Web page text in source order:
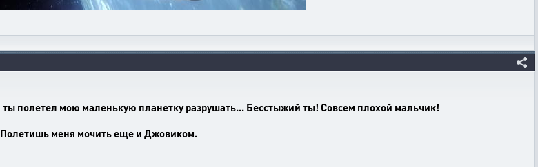
ты полетел мою маленькую планетку разрушать... Бесстыжий ты! Совсем плохой мальчик!
Полетишь меня мочить еще и Джовиком.